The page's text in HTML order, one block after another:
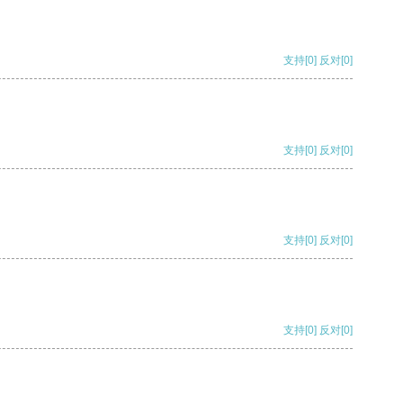
支持[0] 反对[0]
支持[0] 反对[0]
支持[0] 反对[0]
支持[0] 反对[0]